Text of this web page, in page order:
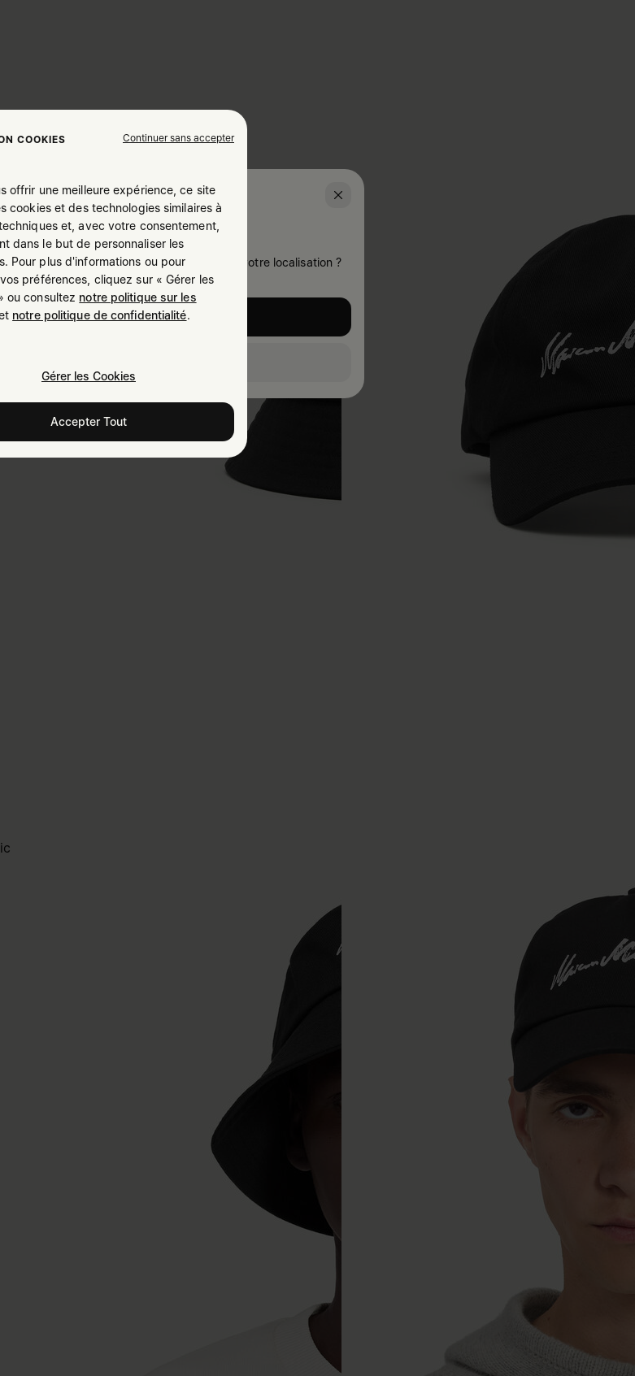
States. Souhaitez-vous mettre à jour votre localisation ?
United States
COOKIES Continuer sans accepter
offrir une meilleure expérience, ce site
cookies et des technologies similaires à
et, avec votre consentement,
dans le but de personnaliser les
Pour plus d'informations ou pour
préférences, cliquez sur « Gérer les
ou consultez notre politique sur les
notre politique de confidentialité.
Gérer les Cookies
Accepter Tout